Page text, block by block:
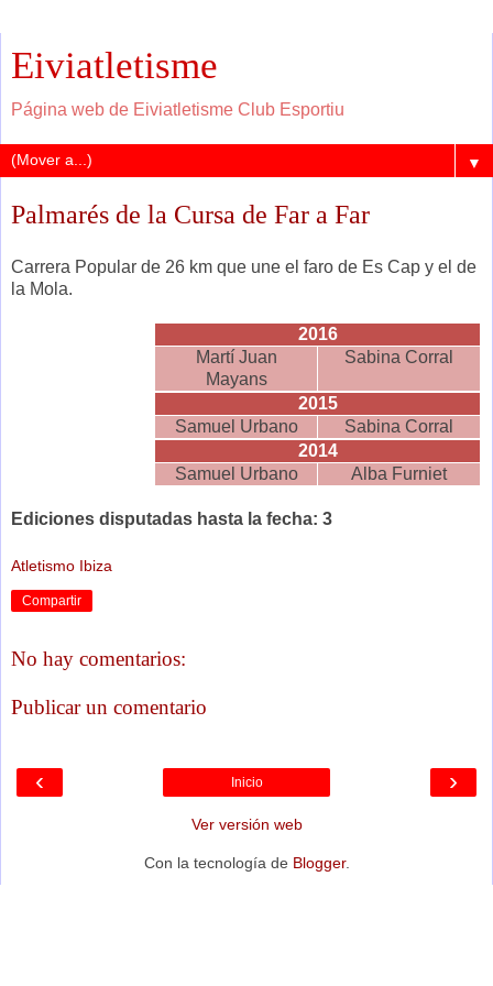
Eiviatletisme
Página web de Eiviatletisme Club Esportiu
▼
Palmarés de la Cursa de Far a Far
Carrera Popular de 26 km que une el faro de Es Cap y el de
la Mola.
2016
Martí Juan
Mayans
Sabina Corral
2015
Samuel Urbano
Sabina Corral
2014
Samuel Urbano
Alba Furniet
Ediciones disputadas hasta la fecha: 3
Atletismo Ibiza
Compartir
No hay comentarios:
Publicar un comentario
‹ ›
Inicio
Ver versión web
Con la tecnología de Blogger.